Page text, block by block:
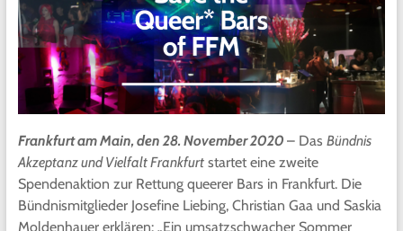
Frankfurt am Main, den 28. November 2020 – Das Bündnis
Akzeptanz und Vielfalt Frankfurtstartet eine zweite
Spendenaktion zur Rettung queerer Bars in Frankfurt. Die
Bündnismitglieder Josefine Liebing, Christian Gaa und Saskia
Moldenhauer erklären: „Ein umsatzschwacher Sommer